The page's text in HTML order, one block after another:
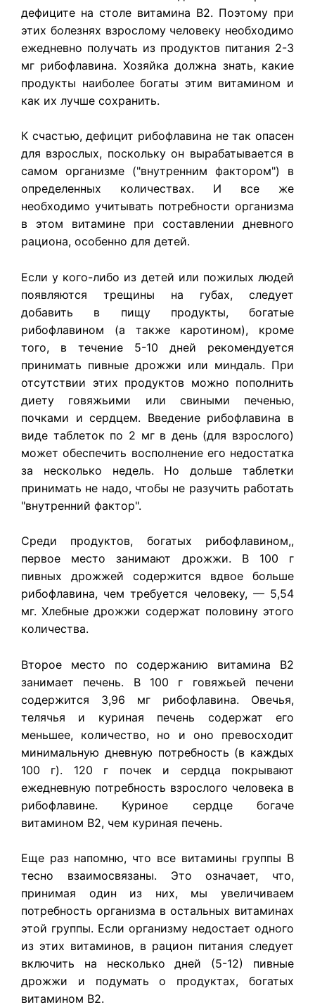
дефиците на столе витамина В2. Поэтому при
этих болезнях взрослому человеку необходимо
ежедневно получать из продуктов питания 2-3
мг рибофлавина. Хозяйка должна знать, какие
продукты наиболее богаты этим витамином и
как их лучше сохранить.
К счастью, дефицит рибофлавина не так опасен
для взрослых, поскольку он вырабатывается в
самом организме ("внутренним фактором") в
определенных количествах. И все же
необходимо учитывать потребности организма
в этом витамине при составлении дневного
рациона, особенно для детей.
Если у кого-либо из детей или пожилых людей
появляются трещины на губах, следует
добавить в пищу продукты, богатые
рибофлавином (а также каротином), кроме
того, в течение 5-10 дней рекомендуется
принимать пивные дрожжи или миндаль. При
отсутствии этих продуктов можно пополнить
диету говяжьими или свиными печенью,
почками и сердцем. Введение рибофлавина в
виде таблеток по 2 мг в день (для взрослого)
может обеспечить восполнение его недостатка
за несколько недель. Но дольше таблетки
принимать не надо, чтобы не разучить работать
"внутренний фактор".
Среди продуктов, богатых рибофлавином,,
первое место занимают дрожжи. В 100 г
пивных дрожжей содержится вдвое больше
рибофлавина, чем требуется человеку, — 5,54
мг. Хлебные дрожжи содержат половину этого
количества.
Второе место по содержанию витамина В2
занимает печень. В 100 г говяжьей печени
содержится 3,96 мг рибофлавина. Овечья,
телячья и куриная печень содержат его
меньшее, количество, но и оно превосходит
минимальную дневную потребность (в каждых
100 г). 120 г почек и сердца покрывают
ежедневную потребность взрослого человека в
рибофлавине. Куриное сердце богаче
витамином В2, чем куриная печень.
Еще раз напомню, что все витамины группы В
тесно взаимосвязаны. Это означает, что,
принимая один из них, мы увеличиваем
потребность организма в остальных витаминах
этой группы. Если организму недостает одного
из этих витаминов, в рацион питания следует
включить на несколько дней (5-12) пивные
дрожжи и подумать о продуктах, богатых
витамином В2.